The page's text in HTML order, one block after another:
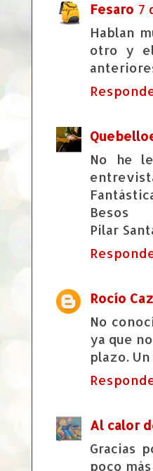
Fesaro 7
Hablan
otro y
No he
Besos
Pilar
Rocío
No
ya que
plazo.
Al calor
Gracias
poco